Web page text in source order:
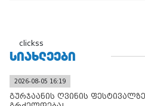
clickss
ᲡᲘᲐᲮᲚᲔᲔᲑᲘ
2026-08-05 16:19
გურჯაანის ღვინის